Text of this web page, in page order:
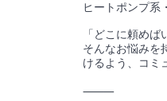
ヒートポンプ系
「どこに頼め
そんなお悩みを
けるよう、コミ
⸻